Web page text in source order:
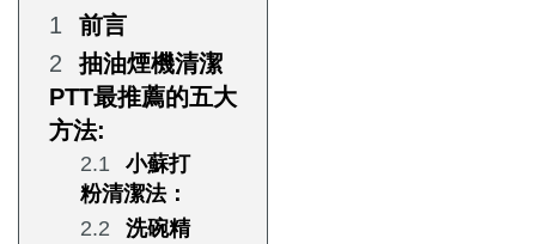
前言
抽油煙機清潔
PTT最推薦的五大
方法:
小蘇打
粉清潔法：
洗碗精